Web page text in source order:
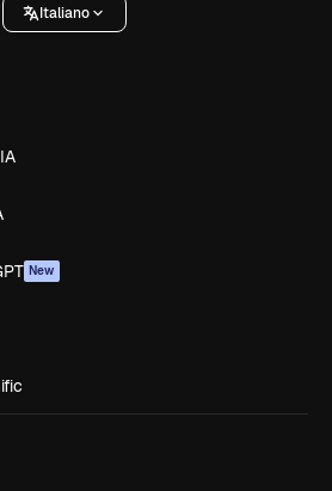
Italiano
New